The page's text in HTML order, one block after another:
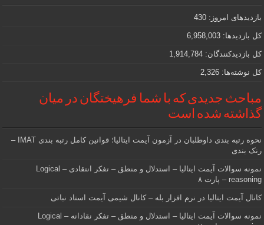
که
دنبالش
هستید
بازدیدهای امروز: 430
کل بازدیدها: 6,958,003
کل بازدیدکنند‌گان: 1,914,784
کل نوشته‌ها: 2,326
مباحث جدیدی که با شما فرهیختگان در میان
گذاشته شده است
نحوه رتبه بندی داوطلبان در آزمون آیمت ایتالیا؛ قوانین کامل رتبه بندی IMAT –
رنک بندی
نمونه سوالات آیمت ایتالیا – استدلال و منطق – تفکر انتقادی – Logical
reasoning – پارت ۸
کانال آیمت ایتالیا در نرم افزار بله – کانال شیمی آیمت استاد نباتی
نمونه سوالات آیمت ایتالیا – استدلال و منطق – تفکر نقادانه – Logical